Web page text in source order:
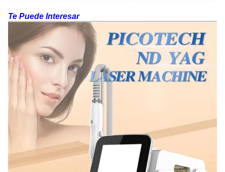
Te Puede Interesar